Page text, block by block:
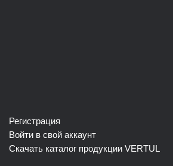
Регистрация
Войти в свой аккаунт
Скачать каталог продукции VERTUL